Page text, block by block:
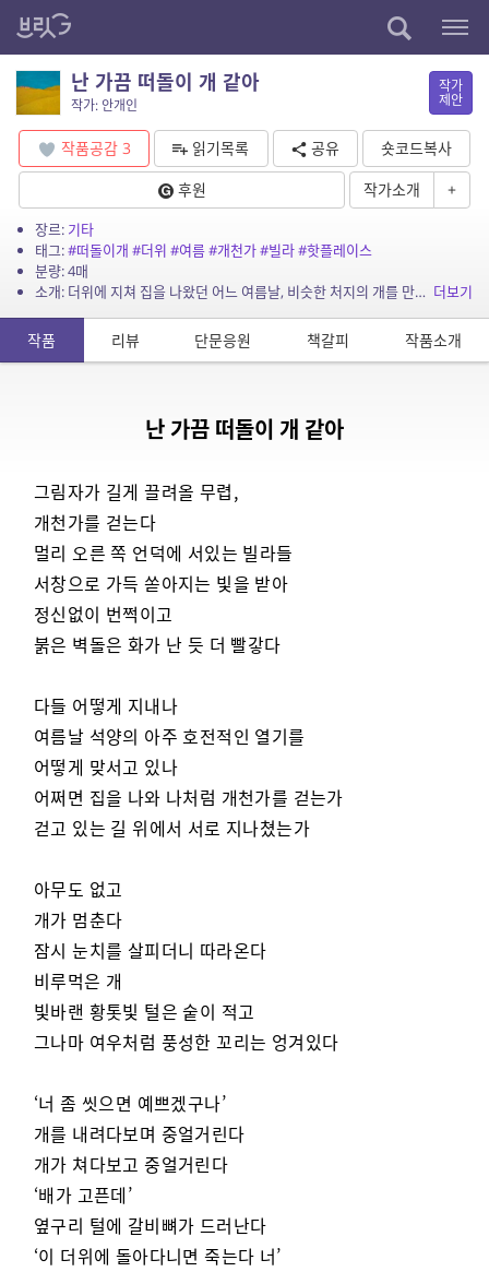
난 가끔 떠돌이 개 같아
작가: 안개인
작가
제안
작품공감 3 읽기목록 공유
숏코드복사
후원
작가소개 +
장르: 기타
태그:#떠돌이개 #더위 #여름#개천가#빌라#핫플레이스
분량: 4매
소개: 더위에 지쳐 집을 나왔던 어느 여름날, 비슷한 처지의 개를 만나니 그 연민의 정이란. 여름날 노을녘에 만나 노을이라 불렀던 개는 이제 죽은 듯 합니다. 더보기
작품 리뷰 단문응원 책갈피 작품소개
난 가끔 떠돌이 개 같아
그림자가 길게 끌려올 무렵,
개천가를 걷는다
멀리 오른 쪽 언덕에 서있는 빌라들
서창으로 가득 쏟아지는 빛을 받아
정신없이 번쩍이고
붉은 벽돌은 화가 난 듯 더 빨갛다
다들 어떻게 지내나
여름날 석양의 아주 호전적인 열기를
어떻게 맞서고 있나
어쩌면 집을 나와 나처럼 개천가를 걷는가
걷고 있는 길 위에서 서로 지나쳤는가
아무도 없고
개가 멈춘다
잠시 눈치를 살피더니 따라온다
비루먹은 개
빛바랜 황톳빛 털은 숱이 적고
그나마 여우처럼 풍성한 꼬리는 엉겨있다
‘너 좀 씻으면 예쁘겠구나’
개를 내려다보며 중얼거린다
개가 쳐다보고 중얼거린다
‘배가 고픈데’
옆구리 털에 갈비뼈가 드러난다
‘이 더위에 돌아다니면 죽는다 너’